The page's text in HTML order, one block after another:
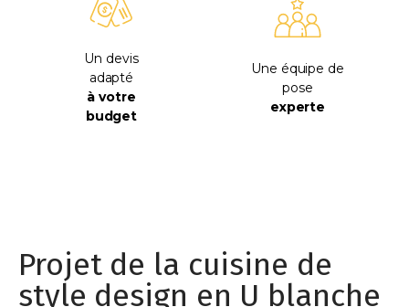
Un devis
adapté
à votre
budget
Une équipe de
pose
experte
Projet de la cuisine de
style design en U blanche